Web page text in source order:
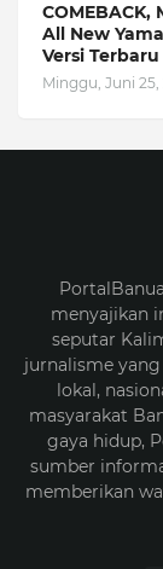
COMEBACK,
All New
Versi Terbaru
Minggu, Juni 25,
menyajikan
seputar
jurnalisme
lokal,
masyarakat
gaya hidup,
sumber
memberikan